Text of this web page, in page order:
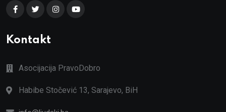
Kontakt
Asocijacija PravoDobro
Habibe Stočević 13, Sarajevo, BiH